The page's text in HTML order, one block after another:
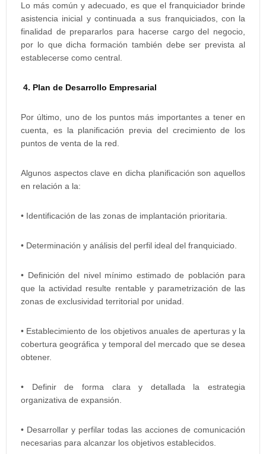
Lo más común y adecuado, es que el franquiciador brinde
asistencia inicial y continuada a sus franquiciados, con la
finalidad de prepararlos para hacerse cargo del negocio,
por lo que dicha formación también debe ser prevista al
establecerse como central.
4. Plan de Desarrollo Empresarial
Por último, uno de los puntos más importantes a tener en
cuenta, es la planificación previa del crecimiento de los
puntos de venta de la red.
Algunos aspectos clave en dicha planificación son aquellos
en relación a la:
• Identificación de las zonas de implantación prioritaria.
• Determinación y análisis del perfil ideal del franquiciado.
• Definición del nivel mínimo estimado de población para
que la actividad resulte rentable y parametrización de las
zonas de exclusividad territorial por unidad.
• Establecimiento de los objetivos anuales de aperturas y la
cobertura geográfica y temporal del mercado que se desea
obtener.
• Definir de forma clara y detallada la estrategia
organizativa de expansión.
• Desarrollar y perfilar todas las acciones de comunicación
necesarias para alcanzar los objetivos establecidos.